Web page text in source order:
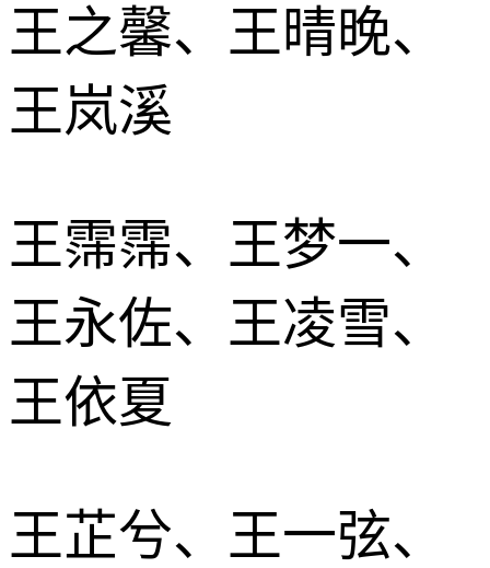
王之馨、王晴晚、
王岚溪
王霈霈、王梦一、
王永佐、王凌雪、
王依夏
王芷兮、王一弦、